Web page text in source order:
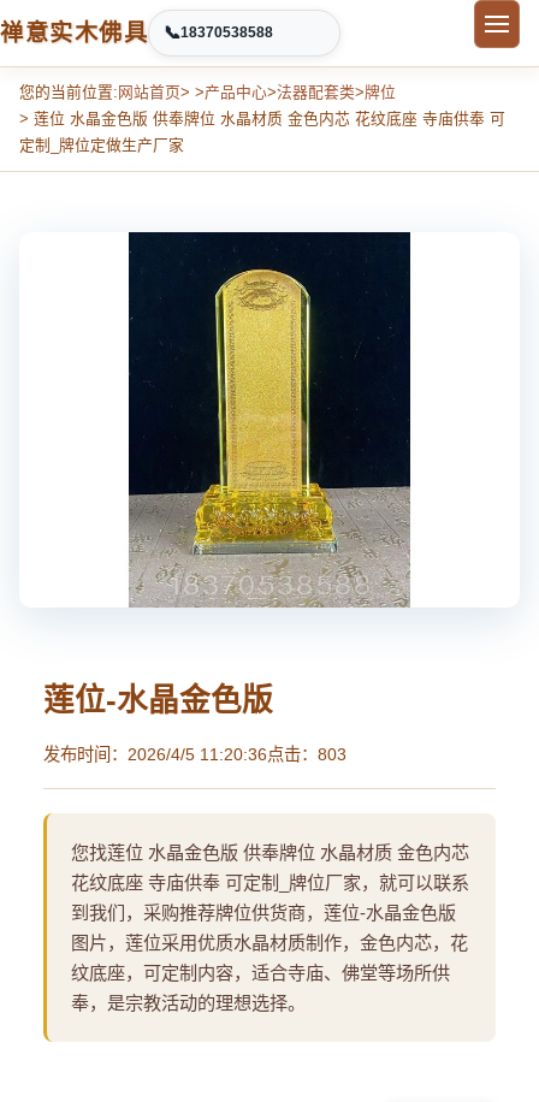
禅意实木佛具 📞18370538588
您的当前位置: 网站首页> >产品中心>法器配套类>牌位
> 莲位 水晶金色版 供奉牌位 水晶材质 金色内芯 花纹底座 寺庙供奉 可
定制_牌位定做生产厂家
莲位-水晶金色版
发布时间：2026/4/5 11:20:36点击：803
您找莲位 水晶金色版 供奉牌位 水晶材质 金色内芯
花纹底座 寺庙供奉 可定制_牌位厂家，就可以联系
到我们，采购推荐牌位供货商，莲位-水晶金色版
图片，莲位采用优质水晶材质制作，金色内芯，花
纹底座，可定制内容，适合寺庙、佛堂等场所供
奉，是宗教活动的理想选择。